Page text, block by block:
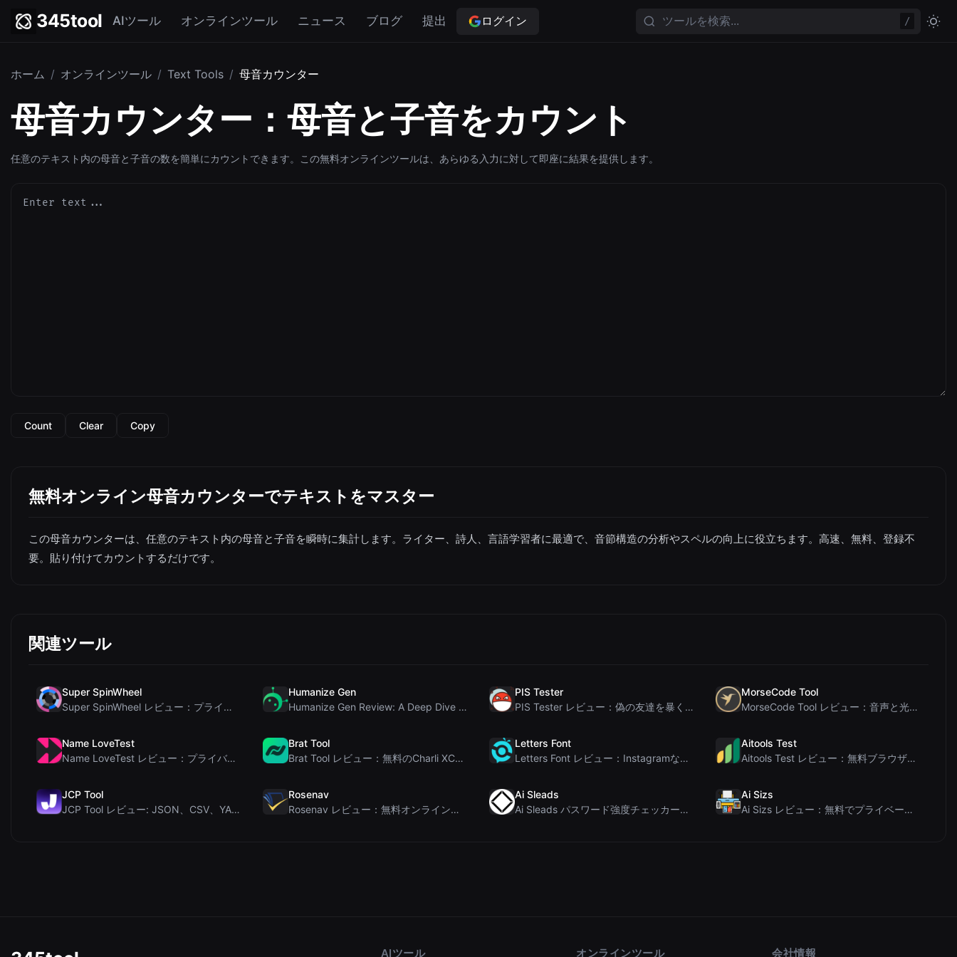
345tool AIツール オンラインツール ニュース ブログ 提出 ログイン /
ホーム / オンラインツール / Text Tools / 母音カウンター
母音カウンター：母音と子音をカウント
任意のテキスト内の母音と子音の数を簡単にカウントできます。この無料オンラインツールは、あらゆる入力に対して即座に結果を提供します。
Count Clear Copy
無料オンライン母音カウンターでテキストをマスター
この母音カウンターは、任意のテキスト内の母音と子音を瞬時に集計します。ライター、詩人、言語学習者に最適で、音節構造の分析やスペルの向上に役立ちます。高速、無料、登録不
要。貼り付けてカウントするだけです。
関連ツール
Super SpinWheel
Super SpinWheel レビュー：プライバシー最優先の無料ホイールスピナーでランダム抽選
Humanize Gen
Humanize Gen Review: A Deep Dive into This Free AI...
PIS Tester
PIS Tester レビュー：偽の友達を暴く、AI完全排除の友情クイズ
MorseCode Tool
MorseCode Tool レビュー：音声と光を備えた無料オンラインテキスト⇔モールス信号変換ツー...
Name LoveTest
Name LoveTest レビュー：プライバシー重視で画像を共有できる恋愛相性計算ツール
Brat Tool
Brat Tool レビュー：無料のCharli XCX風Bratテキスト生成ツール
Letters Font
Letters Font レビュー：Instagramなどで使える無料Unicodeフォントジェネレ...
Aitools Test
Aitools Test レビュー：無料ブラウザベースのAI検出器、トークンカウンター、コスト見積も...
JCP Tool
JCP Tool レビュー: JSON、CSV、YAML、XML対応の無料クライアントサイドデータ変...
Rosenav
Rosenav レビュー：無料オンラインコサイン類似度チェッカー＆テキスト差分ツール
Ai Sleads
Ai Sleads パスワード強度チェッカーレビュー：ゼロアップロード、リアルタイムエントロピー分析
Ai Sizs
Ai Sizs レビュー：無料でプライベートな画像類似度比較・ぼけ検出ツール
AIツール オンラインツール 会社情報